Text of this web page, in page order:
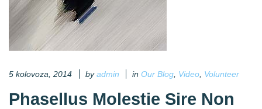
5 kolovoza, 2014 byadmin in Our Blog Video Volunteer
Phasellus Molestie Sire Non